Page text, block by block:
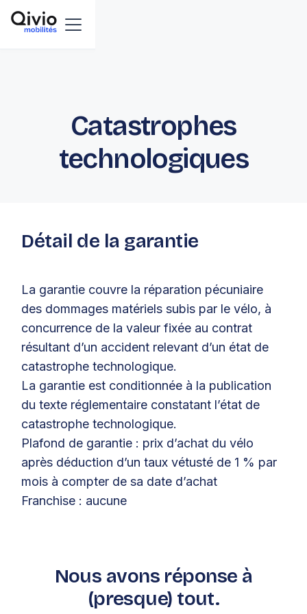
Catastrophes
technologiques
Détail de la garantie
La garantie couvre la réparation pécuniaire
des dommages matériels subis par le vélo, à
concurrence de la valeur fixée au contrat
résultant d’un accident relevant d’un état de
catastrophe technologique.
La garantie est conditionnée à la publication
du texte réglementaire constatant l’état de
catastrophe technologique.
Plafond de garantie : prix d’achat du vélo
après déduction d’un taux vétusté de 1 % par
mois à compter de sa date d’achat
Franchise : aucune
Nous avons réponse à
(presque) tout.